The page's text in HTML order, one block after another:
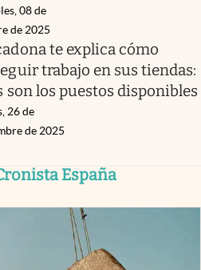
08 de
de 2025
te explica cómo
trabajo en sus tiendas:
son los puestos disponibles
26 de
de 2025
España